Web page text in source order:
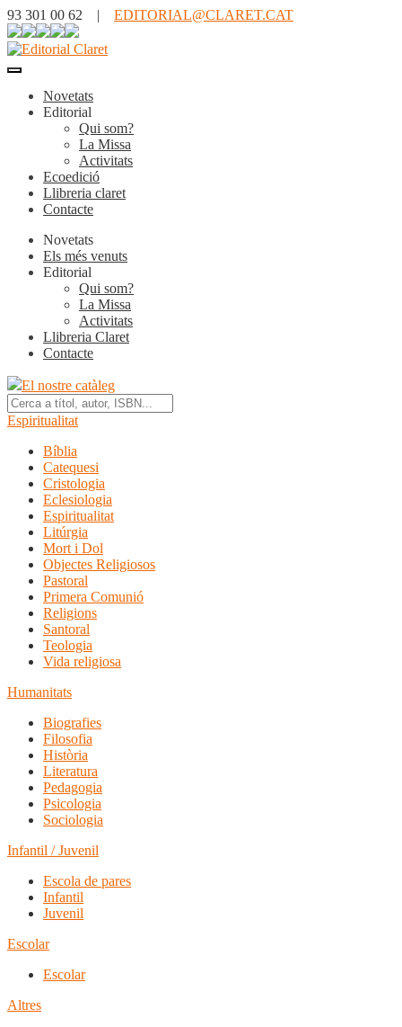
93 301 00 62 | EDITORIAL@CLARET.CAT
Novetats
Editorial
Qui som?
La Missa
Activitats
Ecoedició
Llibreria claret
Contacte
Novetats
Els més venuts
Editorial
Qui som?
La Missa
Activitats
Llibreria Claret
Contacte
El nostre catàleg
Espiritualitat
Bíblia
Catequesi
Cristologia
Eclesiologia
Espiritualitat
Litúrgia
Mort i Dol
Objectes Religiosos
Pastoral
Primera Comunió
Religions
Santoral
Teologia
Vida religiosa
Humanitats
Biografies
Filosofia
Història
Literatura
Pedagogia
Psicologia
Sociologia
Infantil / Juvenil
Escola de pares
Infantil
Juvenil
Escolar
Escolar
Altres